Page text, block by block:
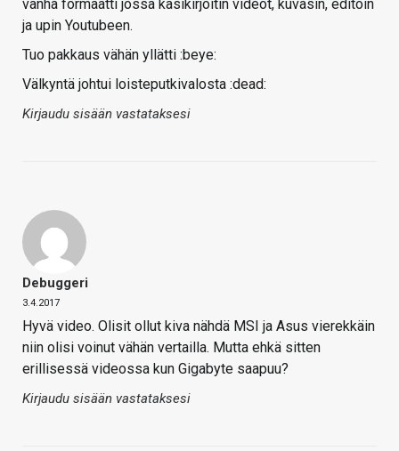
vanha formaatti jossa käsikirjoitin videot, kuvasin, editoin
ja upin Youtubeen.
Tuo pakkaus vähän yllätti :beye:
Välkyntä johtui loisteputkivalosta :dead:
Kirjaudu sisään vastataksesi
Debuggeri
3.4.2017
Hyvä video. Olisit ollut kiva nähdä MSI ja Asus vierekkäin
niin olisi voinut vähän vertailla. Mutta ehkä sitten
erillisessä videossa kun Gigabyte saapuu?
Kirjaudu sisään vastataksesi